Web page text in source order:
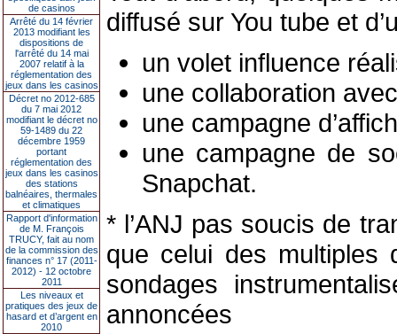
de casinos
Arrêté du 14 février
2013 modifiant les
dispositions de
l'arrêté du 14 mai
2007 relatif à la
réglementation des
jeux dans les casinos
Décret no 2012-685
du 7 mai 2012
modifiant le décret no
59-1489 du 22
décembre 1959
portant
réglementation des
jeux dans les casinos
des stations
balnéaires, thermales
et climatiques
Rapport d'information
de M. François
TRUCY, fait au nom
de la commission des
finances n° 17 (2011-
2012) - 12 octobre
2011
Les niveaux et
pratiques des jeux de
hasard et d’argent en
2010
diffusé sur You tube et
un volet influence
une collaboration
une campagne
une campagne de
Snapchat.
* l’ANJ pas soucis de
que celui des multiples
sondages
annoncées